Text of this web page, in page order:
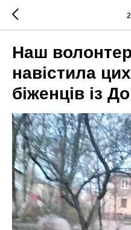
Наш
навістила
біженців із